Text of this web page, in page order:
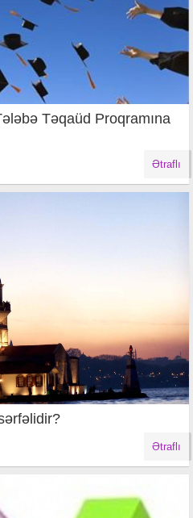
Təqaüd Proqramına
Ətraflı
Ətraflı